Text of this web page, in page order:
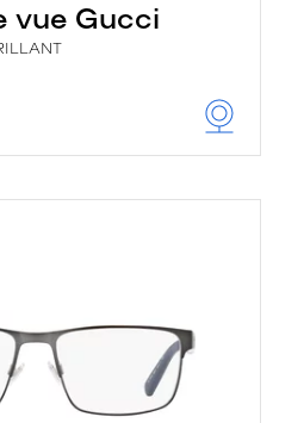
vue Gucci